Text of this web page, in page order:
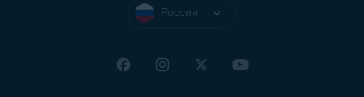
Россия